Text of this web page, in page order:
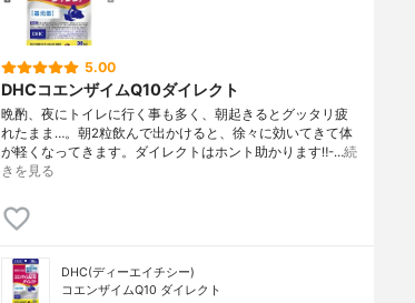
5.00
DHCコエンザイムQ10ダイレクト
晩酌、夜にトイレに行く事も多く、朝起きるとグッタリ疲
れたまま…。朝2粒飲んで出かけると、徐々に効いてきて体
が軽くなってきます。ダイレクトはホント助かります‼︎-…続
きを見る
DHC(ディーエイチシー)
コエンザイムQ10 ダイレクト